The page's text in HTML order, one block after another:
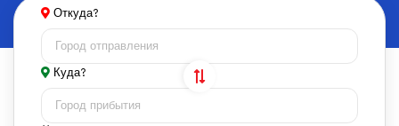
Откуда?
Куда?